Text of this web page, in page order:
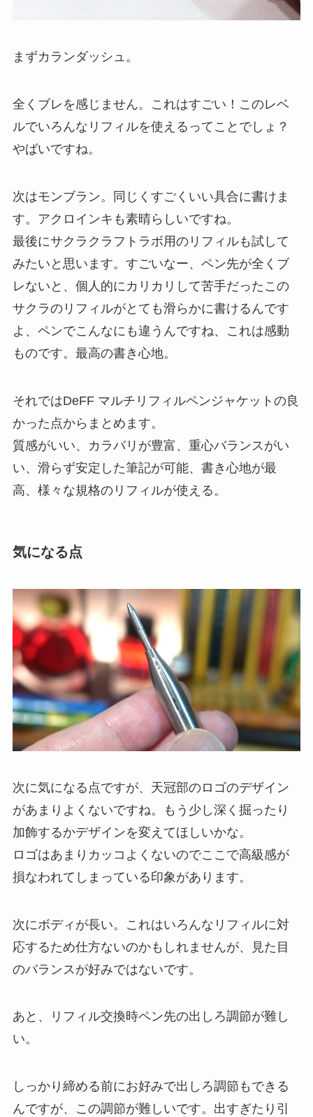
まずカランダッシュ。
全くブレを感じません。これはすごい！このレベ
ルでいろんなリフィルを使えるってことでしょ？
やばいですね。
次はモンブラン。同じくすごくいい具合に書けま
す。アクロインキも素晴らしいですね。
最後にサクラクラフトラボ用のリフィルも試して
みたいと思います。すごいなー、ペン先が全くブ
レないと、 個人的にカリカリして苦手だったこの
サクラのリフィルがとても滑らかに書ける んです
よ、ペンでこんなにも違うんですね、これは感動
ものです。最高の書き心地。
それではDeFF マルチリフィルペンジャケットの良
かった点からまとめます。
質感がいい、カラバリが豊富、重心バランスがい
い、滑らず安定した筆記が可能、書き心地が最
高、様々な規格のリフィルが使える 。
気になる点
次に気になる点ですが、 天冠部のロゴのデザイン
があまりよくないですね。もう少し深く掘ったり
加飾するかデザインを変えてほしいかな。
ロゴはあまりカッコよくないのでここで高級感が
損なわれてしまっている印象があります。
次にボディが長い。これはいろんなリフィルに対
応するため仕方ないのかもしれませんが、見た目
のバランスが好みではないです。
あと、
リフィル交換時ペン先の出しろ調節が難し
い。
しっかり締める前にお好みで出しろ調節もできる
んですが、この調節が難しいです。出すぎたり引